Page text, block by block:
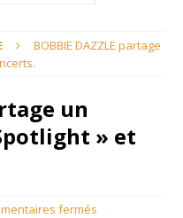
BOBBIE DAZZLE partage
un
» et
fermés